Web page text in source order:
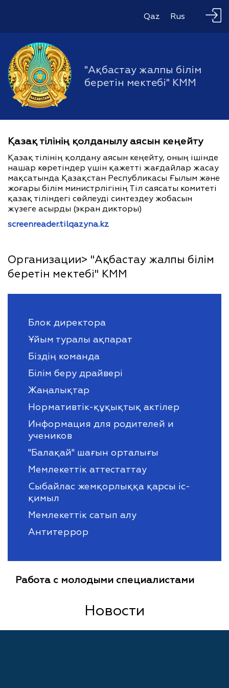
Qaz Rus
"Ақбастау жалпы білім
беретін мектебі" КММ
Қазақ тілінің қолданылу аясын кеңейту
Қазақ тілінің қолдану аясын кеңейту, оның ішінде
нашар көретіндер үшін қажетті жағдайлар жасау
мақсатында Қазақстан Республикасы Ғылым және
жоғары білім министрлігінің Тіл саясаты комитеті
қазақ тіліндегі сөйлеуді синтездеу жобасын
жүзеге асырды (экран дикторы)
screenreader.tilqazyna.kz
Организации> "Ақбастау жалпы білім
беретін мектебі" КММ
Блок директора
Ұйым туралы ақпарат
Біздің команда
Білім беру драйвері
Жаңалықтар
Нормативтік-құқықтық актілер
Информация для родителей и
учеников
"Балақай" шағын орталығы
Мемлекеттік аттестаттау
Сыбайлас жемқорлыққа қарсы іс-
қимыл
Мемлекеттік сатып алу
Антитеррор
Работа с молодыми специалистами
Новости